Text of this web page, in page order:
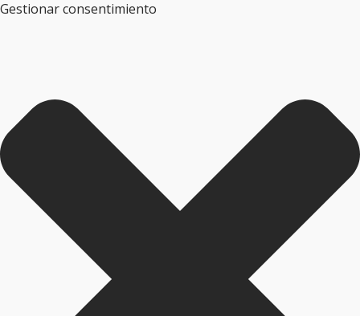
Gestionar consentimiento